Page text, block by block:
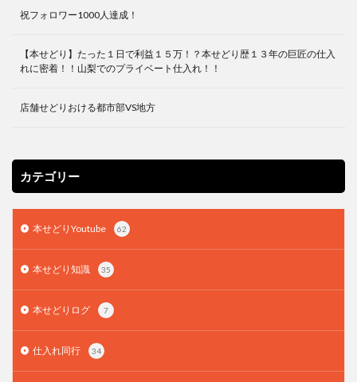
祝フォロワー1000人達成！
【本せどり】たった１日で利益１５万！？本せどり歴１３年の巨匠の仕入
れに密着！！山梨でのプライベート仕入れ！！
店舗せどりおける都市部VS地方
カテゴリー
本せどりYoutube 62
本せどり知識 35
本せどりログ 7
仕入れ同行 34